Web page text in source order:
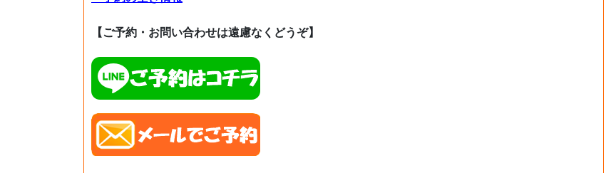
【ご予約・お問い合わせは遠慮なくどうぞ】